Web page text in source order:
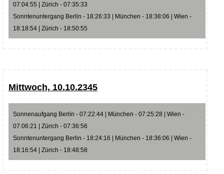
07:04:55 | Zürich - 07:35:33
Sonntenuntergang Berlin - 18:26:33 | München - 18:38:06 | Wien -
18:18:54 | Zürich - 18:50:55
Mittwoch, 10.10.2345
Sonnenaufgang Berlin - 07:22:44 | München - 07:25:28 | Wien -
07:06:21 | Zürich - 07:36:56
Sonntenuntergang Berlin - 18:24:16 | München - 18:36:06 | Wien -
18:16:54 | Zürich - 18:48:58